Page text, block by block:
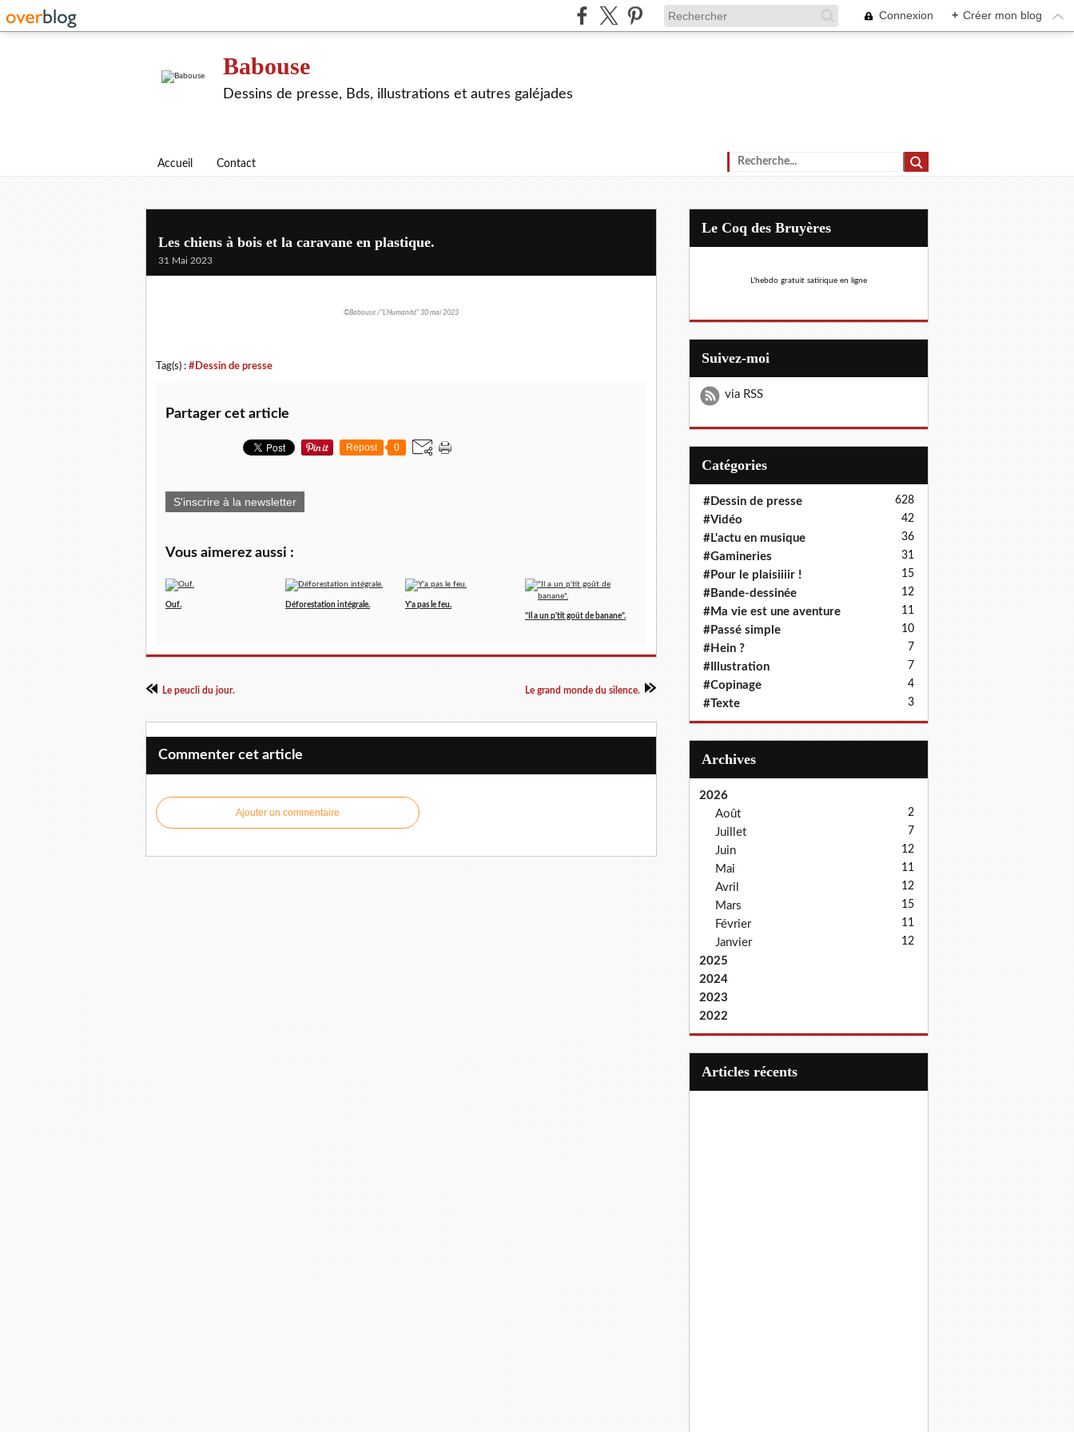
Connexion + Créer mon blog
Babouse
Dessins de presse, Bds, illustrations et autres galéjades
Accueil Contact
Les chiens à bois et la caravane en plastique.
31 Mai 2023
©Babouse /"L'Humanité" 30 mai 2023
Tag(s) : #Dessin de presse
Partager cet article
Repost 0
S'inscrire à la newsletter
Vous aimerez aussi :
Ouf. Déforestation intégrale.
Y'a pas le feu.
"Il a un p'tit goût de banane".
Le peucli du jour. Le grand monde du silence.
Commenter cet article
Ajouter un commentaire
Le Coq des Bruyères
L'hebdo gratuit satirique en ligne
Suivez-moi
via RSS
Catégories
#Dessin de presse 628
#Vidéo 42
#L'actu en musique 36
#Gamineries 31
#Pour le plaisiiiir ! 15
#Bande-dessinée 12
#Ma vie est une aventure 11
#Passé simple 10
#Hein ? 7
#Illustration 7
#Copinage 4
#Texte 3
Archives
2026
Août
2
Juillet 7
Juin 12
Mai 11
Avril 12
Mars 15
Février 11
Janvier 12
2025
2024
2023
2022
articles récents